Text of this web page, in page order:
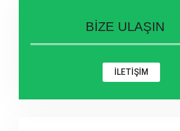
BİZE ULAŞIN
İLETİŞİM